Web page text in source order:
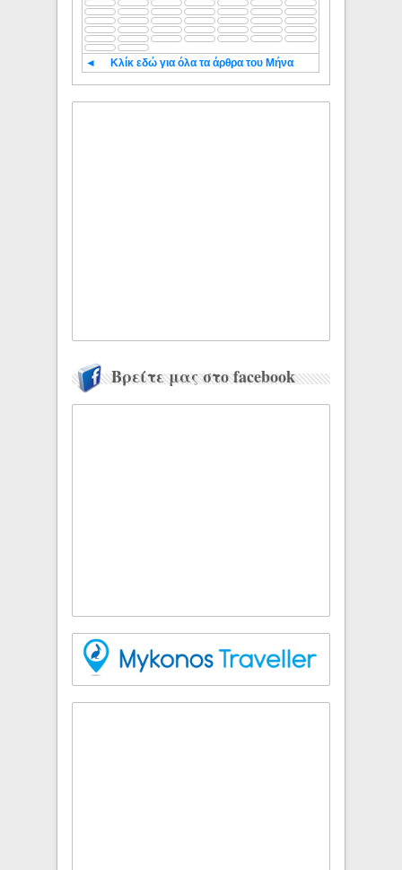
◄ Κλίκ εδώ για όλα τα άρθρα του Μήνα
Βρείτε μας στο facebook